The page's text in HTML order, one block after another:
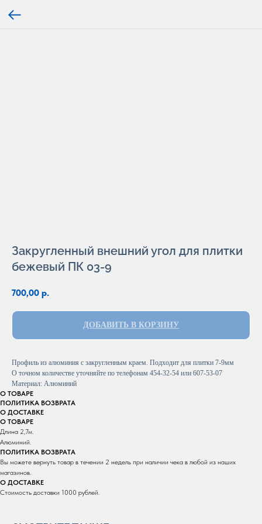
Закругленный внешний угол для плитки
бежевый ПК 03-9
700,00 р.
ДОБАВИТЬ В КОРЗИНУ
Профиль из алюминия с закругленным краем. Подходит для плитки 7-9мм
О точном количестве уточняйте по телефонам 454-32-54 или 607-53-07
Материал: Алюминий
О ТОВАРЕ
ПОЛИТИКА ВОЗВРАТА
О ДОСТАВКЕ
О ТОВАРЕ
Длина 2,7м.
Алюминий.
ПОЛИТИКА ВОЗВРАТА
Вы можете вернуть товар в течении 2 недель при наличии чека в любой из наших
магазинов.
О ДОСТАВКЕ
Стоимость доставки 1000 рублей.